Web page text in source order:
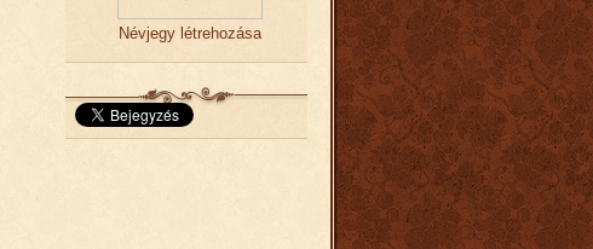
Névjegy létrehozása